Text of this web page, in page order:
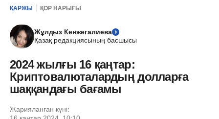
ҚАРЖЫ ҚОР НАРЫҒЫ
Жұлдыз Кенжегалиева
Қазақ редакциясының басшысы
2024 жылғы 16 қаңтар:
Криптовалюталардың долларға
шаққандағы бағамы
Жарияланған күні: